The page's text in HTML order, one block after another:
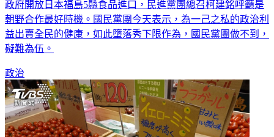
政府開放日本福島5縣食品進口，民進黨團總召柯建銘呼籲是
朝野合作最好時機。國民黨團今天表示，為一己之私的政治利
益出賣全民的健康，如此墮落秀下限作為，國民黨團做不到，
政治